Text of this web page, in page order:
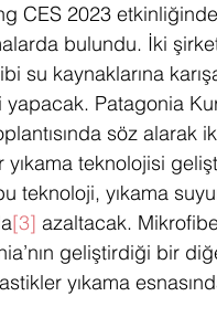
CES 2023
bulundu. İki
su kaynaklarına
Patagonia
söz alarak
yıkama teknolojisi
teknoloji, yıkama
[3] azaltacak.
geliştirdiği bir
yıkama